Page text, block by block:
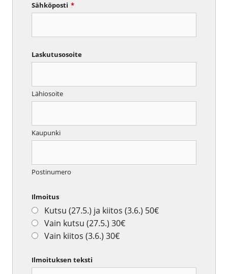
Sähköposti *
Laskutusosoite
Lähiosoite
Kaupunki
Postinumero
Ilmoitus
Kutsu (27.5.) ja kiitos (3.6.) 50€
Vain kutsu (27.5.) 30€
Vain kiitos (3.6.) 30€
Ilmoituksen teksti